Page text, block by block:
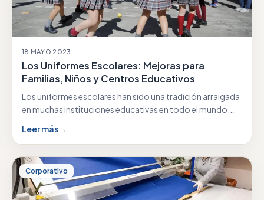
18 MAYO 2023
Los Uniformes Escolares: Mejoras para
Familias, Niños y Centros Educativos
Los uniformes escolares han sido una tradición arraigada
en muchas instituciones educativas en todo el mundo.…
Leer más→
Corporativo